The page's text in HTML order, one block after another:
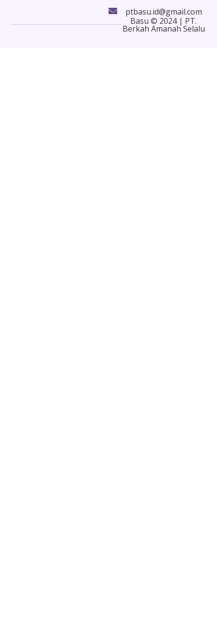
ptbasu.id@gmail.com
Basu © 2024 | PT.
Berkah Amanah Selalu